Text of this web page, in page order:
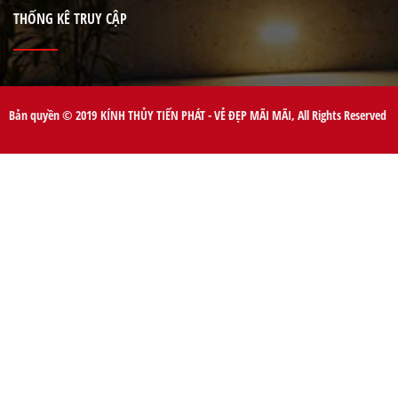
THỐNG KÊ TRUY CẬP
Bản quyền © 2019 KÍNH THỦY TIẾN PHÁT - VẺ ĐẸP MÃI MÃI, All Rights Reserved